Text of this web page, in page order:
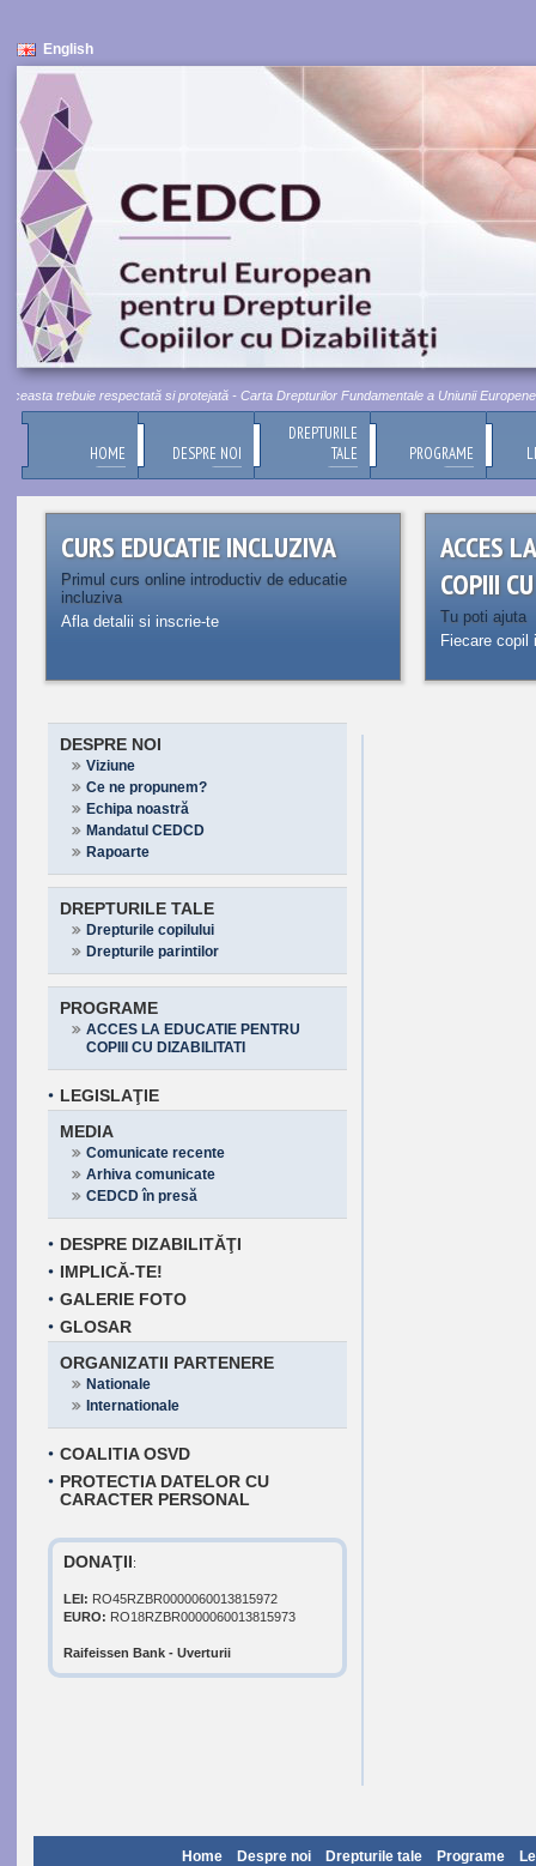
English
trebuie respectată si protejată - Carta Drepturilor Fundamentale a Uniunii Europene,
HOME DESPRE NOI
DREPTURILE
TALE
PROGRAME
CURS EDUCATIE INCLUZIVA
Primul curs online introductiv de educatie
incluziva
Afla detalii si inscrie-te
ACCES
COPIII
Tu poti ajuta
Fiecare
DESPRE NOI
Viziune
Ce ne propunem?
Echipa noastră
Mandatul CEDCD
Rapoarte
DREPTURILE TALE
Drepturile copilului
Drepturile parintilor
PROGRAME
ACCES LA EDUCATIE PENTRU
COPIII CU DIZABILITATI
LEGISLAŢIE
MEDIA
Comunicate recente
Arhiva comunicate
CEDCD în presă
DESPRE DIZABILITĂŢI
IMPLICĂ-TE!
GALERIE FOTO
GLOSAR
ORGANIZATII PARTENERE
Nationale
Internationale
COALITIA OSVD
PROTECTIA DATELOR CU
CARACTER PERSONAL
DONAŢII:
LEI: RO45RZBR0000060013815972
EURO: RO18RZBR0000060013815973
Raifeissen Bank - Uverturii
Home Despre noi Drepturile tale Programe